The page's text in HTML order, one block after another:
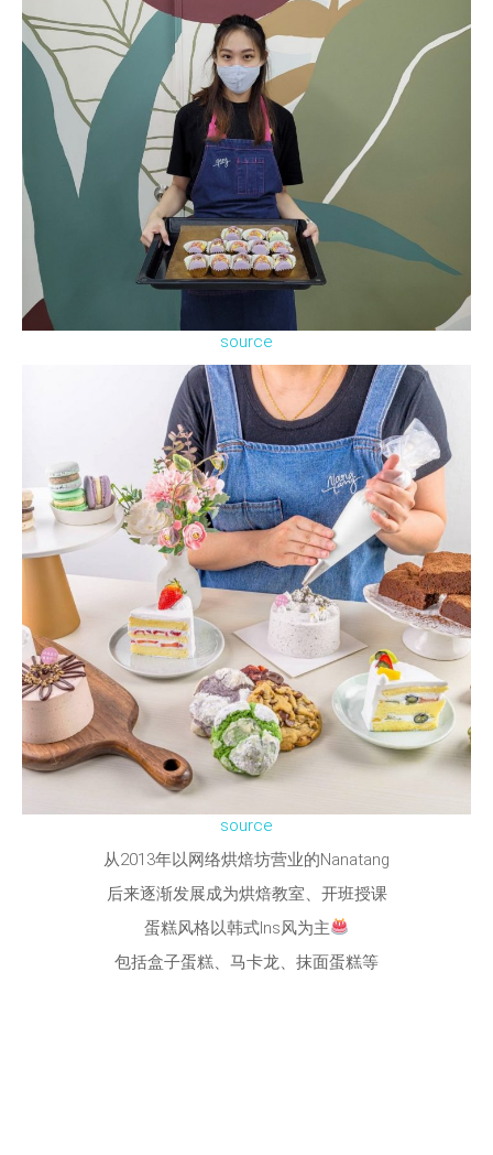
source
source
从2013年以网络烘焙坊营业的Nanatang
后来逐渐发展成为烘焙教室、开班授课
蛋糕风格以韩式Ins风为主
包括盒子蛋糕、马卡龙、抹面蛋糕等